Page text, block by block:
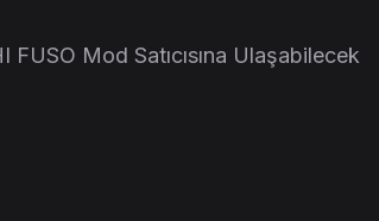
FUSO Mod Satıcısına Ulaşabilecek